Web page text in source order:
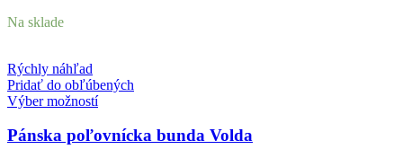
Na sklade
Rýchly náhľad
Pridať do obľúbených
Výber možností
Pánska poľovnícka bunda Volda